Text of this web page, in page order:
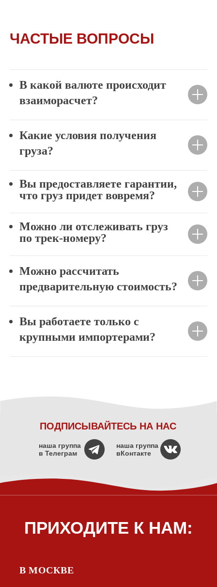
ЧАСТЫЕ ВОПРОСЫ
В какой валюте происходит
взаиморасчет?
Какие условия получения
груза?
Вы предоставляете гарантии,
что груз придет вовремя?
Можно ли отслеживать груз
по трек-номеру?
Можно рассчитать
предварительную стоимость?
Вы работаете только с
крупными импортерами?
ПОДПИСЫВАЙТЕСЬ НА НАС
наша группа
в Телеграм
наша группа
вКонтакте
В МОСКВЕ